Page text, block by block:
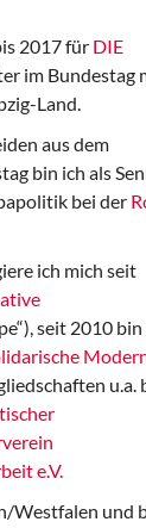
2017 für DIE
im Bundestag
Land.
aus dem
bin ich als
bei der
ich mich seit
seit 2010 bin
u.a.
e.V.
Westfalen und